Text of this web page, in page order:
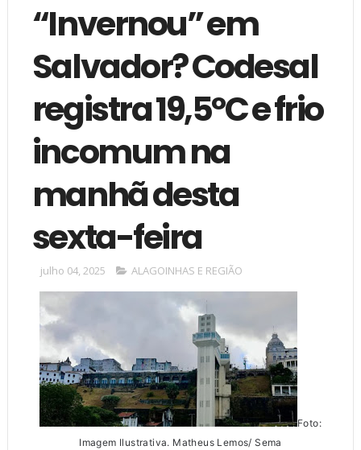
“Invernou” em
Salvador? Codesal
registra 19,5ºC e frio
incomum na
manhã desta
sexta-feira
julho 04, 2025 ALAGOINHAS E REGIÃO
Foto:
Imagem Ilustrativa. Matheus Lemos/ Sema